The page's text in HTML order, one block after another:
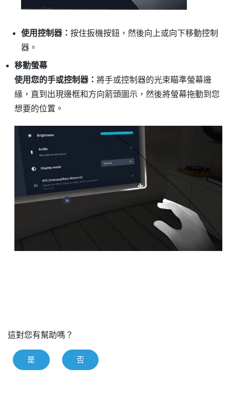
使用控制器： 按住扳機按鈕，然後向上或向下移動控制
器。
移動螢幕
使用您的手或控制器： 將手或控制器的光束瞄準螢幕邊
緣，直到出現邊框和方向箭頭圖示，然後將螢幕拖動到您
想要的位置。
這對您有幫助嗎？
是 否